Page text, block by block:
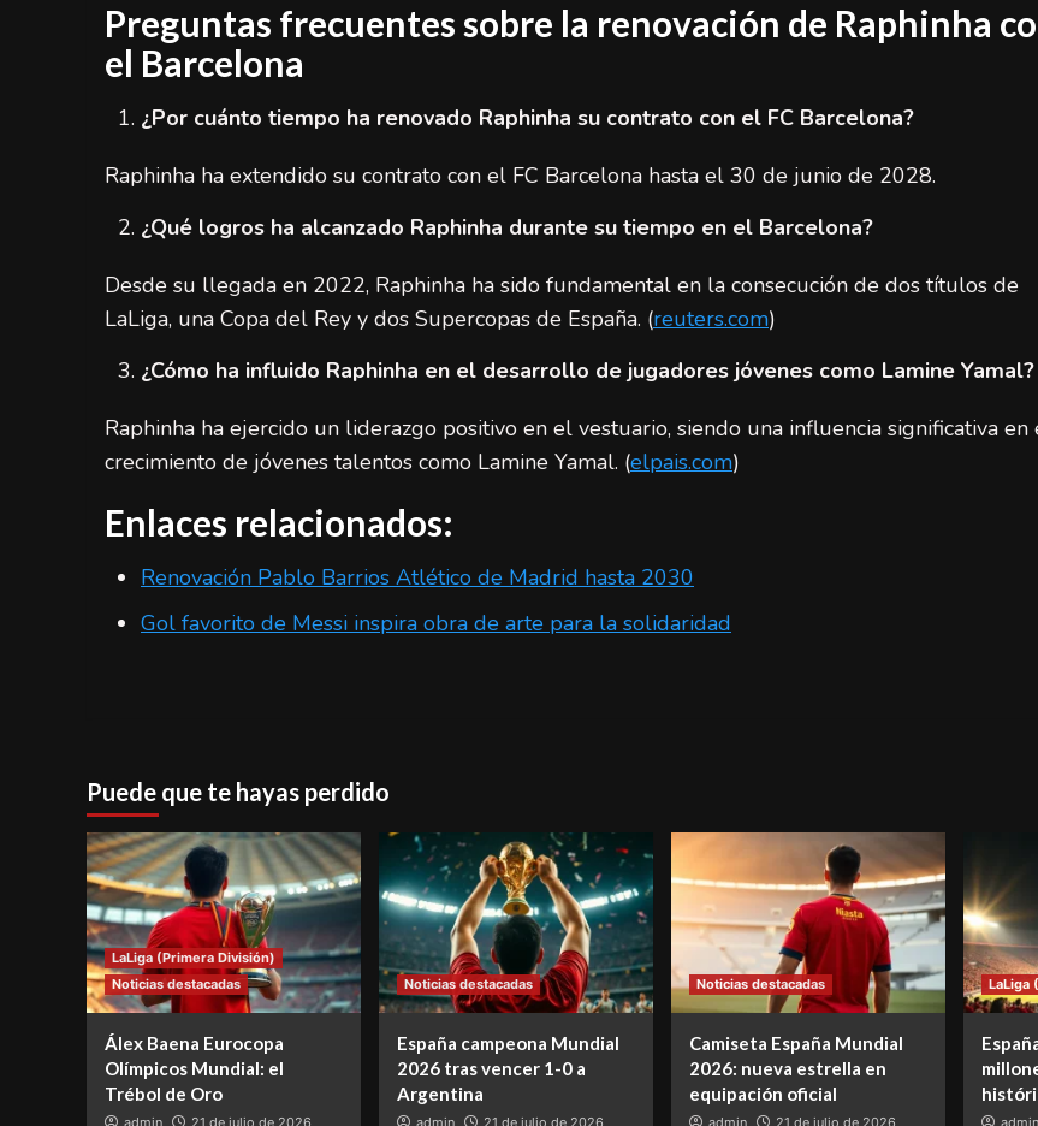
Preguntas frecuentes sobre la renovación de Raphinha
el Barcelona
¿Por cuánto tiempo ha renovado Raphinha su contrato con el FC Barcelona?
Raphinha ha extendido su contrato con el FC Barcelona hasta el 30 de junio de 2028.
¿Qué logros ha alcanzado Raphinha durante su tiempo en el Barcelona?
Desde su llegada en 2022, Raphinha ha sido fundamental en la consecución de dos títulos de
LaLiga, una Copa del Rey y dos Supercopas de España. (reuters.com)
¿Cómo ha influido Raphinha en el desarrollo de jugadores jóvenes como Lamine Yamal?
Raphinha ha ejercido un liderazgo positivo en el vestuario, siendo una influencia significativa en
crecimiento de jóvenes talentos como Lamine Yamal. (elpais.com)
Enlaces relacionados:
Renovación Pablo Barrios Atlético de Madrid hasta 2030
Gol favorito de Messi inspira obra de arte para la solidaridad
Puede que te hayas perdido
LaLiga (Primera División)
Noticias destacadas
Álex Baena Eurocopa
Olímpicos Mundial: el
Trébol de Oro
admin 21 de julio de 2026
Noticias destacadas
España campeona Mundial
2026 tras vencer 1-0 a
Argentina
admin 21 de julio de 2026
Noticias destacadas
Camiseta España Mundial
2026: nueva estrella en
equipación oficial
admin 21 de julio de 2026
LaLiga
admin